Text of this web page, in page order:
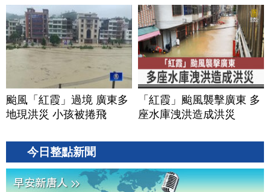
颱風「紅霞」過境 廣東多
地現洪災 小孩被捲飛
「紅霞」颱風襲擊廣東 多
座水庫洩洪造成洪災
今日整點新聞